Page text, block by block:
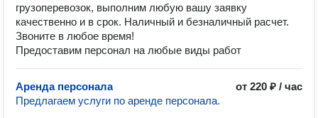
грузоперевозок, выполним любую вашу заявку
качественно и в срок. Наличный и безналичный расчет.
Звоните в любое время!
Предоставим персонал на любые виды работ
Аренда персонала
от 220 ₽ / час
Предлагаем услуги по аренде персонала.